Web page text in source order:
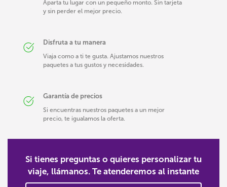
Aparta tu lugar con un pequeño monto. Sin tarjeta
y sin perder el mejor precio.
Disfruta a tu manera
Viaja como a ti te gusta. Ajustamos nuestros
paquetes a tus gustos y necesidades.
Garantía de precios
Si encuentras nuestros paquetes a un mejor
precio, te igualamos la oferta.
Si tienes preguntas o quieres personalizar tu
viaje, llámanos. Te atenderemos al instante